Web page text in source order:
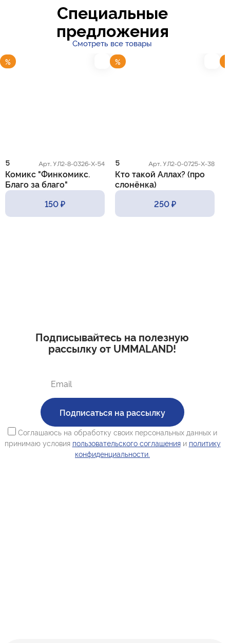
Специальные
предложения
Смотреть все товары
%
5 Арт. УЛ2-8-0326-Х-54
Комикс "Финкомикс.
Благо за благо"
150 ₽
%
5 Арт. УЛ2-0-0725-Х-38
Кто такой Аллах? (про
слонёнка)
250 ₽
Подписывайтесь на полезную
рассылку от UMMALAND!
Подписаться на рассылку
Соглашаюсь на обработку своих персональных данных и
принимаю условия пользовательского соглашенияи политику
конфиденциальности.